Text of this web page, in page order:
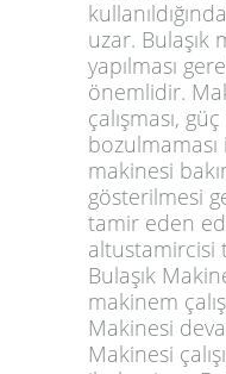
uzar. Bulaşık
yapılması
önemlidir.
çalışması,
makinesi
gösterilmesi
tamir eden
altustamircisi
Bulaşık
makinem
Makinesi
Makinesi